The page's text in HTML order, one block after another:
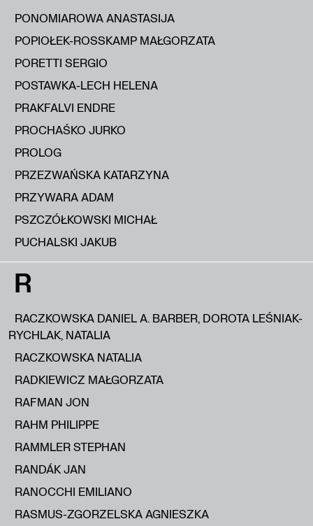
PONOMIAROWA ANASTASIJA
POPIOŁEK-ROSSKAMP MAŁGORZATA
PORETTI SERGIO
POSTAWKA-LECH HELENA
PRAKFALVI ENDRE
PROCHAŚKO JURKO
PROLOG
PRZEZWAŃSKA KATARZYNA
PRZYWARA ADAM
PSZCZÓŁKOWSKI MICHAŁ
PUCHALSKI JAKUB
R
RACZKOWSKA DANIEL A. BARBER, DOROTA LEŚNIAK-
RYCHLAK, NATALIA
RACZKOWSKA NATALIA
RADKIEWICZ MAŁGORZATA
RAFMAN JON
RAHM PHILIPPE
RAMMLER STEPHAN
RANDÁK JAN
RANOCCHI EMILIANO
RASMUS-ZGORZELSKA AGNIESZKA